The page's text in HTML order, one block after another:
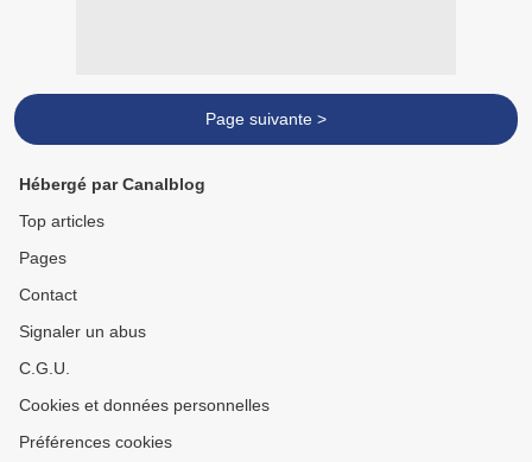
Page suivante >
Hébergé par Canalblog
Top articles
Pages
Contact
Signaler un abus
C.G.U.
Cookies et données personnelles
Préférences cookies